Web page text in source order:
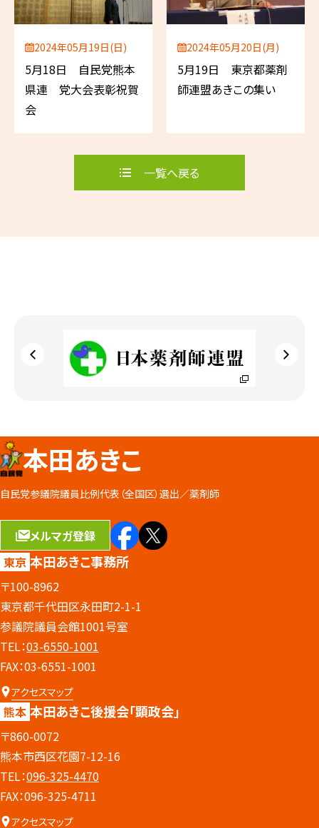
2024年05月19日(日)
5月18日 自民党熊本
県連 党大会表彰祝賀
会
2024年05月20日(月)
5月19日 東京都薬剤
師連盟あきこの集い
一覧へ戻る
本田あきこ
自民党参議院議員比例代表（全国区）選出／薬剤師
メルマガ登録
東京 本田あきこ事務所
〒100-8962
東京都千代田区永田町2-1-1
参議院議員会館1001号室
TEL：03-6550-1001
FAX：03-6551-1001
アクセスマップ
熊本 本田あきこ後援会「顕政会」
〒860-0072
熊本市西区花園7-12-16
TEL：096-325-4470
FAX：096-325-4711
アクセスマップ